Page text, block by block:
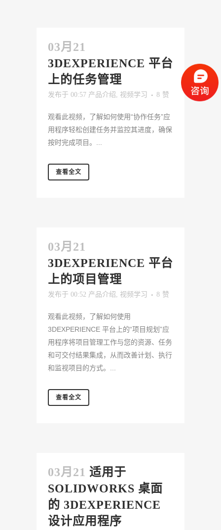
03月21
3DEXPERIENCE 平台
上的任务管理
发布于 00:57 产品介绍, 视频学习 8 赞
观看此视频，了解如何使用“协作任务”应
用程序轻松创建任务并监控其进度，确保
按时完成项目。...
查看全文
03月21
3DEXPERIENCE 平台
上的项目管理
发布于 00:52 产品介绍, 视频学习 8 赞
观看此视频，了解如何使用
3DEXPERIENCE 平台上的“项目规划”应
用程序将项目管理工作与您的资源、任务
和可交付结果集成，从而改善计划、执行
和监视项目的方式。...
查看全文
03月21 适用于
SOLIDWORKS 桌面
的 3DEXPERIENCE
设计应用程序